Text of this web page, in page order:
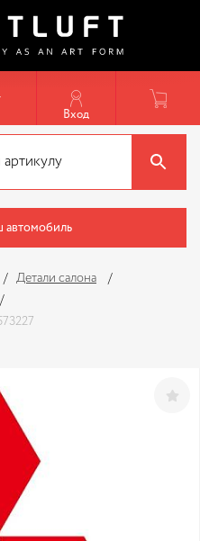
Вход
автомобиль
Детали салона